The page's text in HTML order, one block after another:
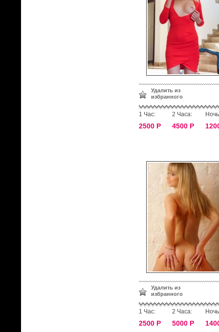
Удалить из
избранного
1 Час:
2500 Р
2 Часа:
4500 Р
Удалить из
избранного
1 Час:
2500 Р
2 Часа:
5000 Р